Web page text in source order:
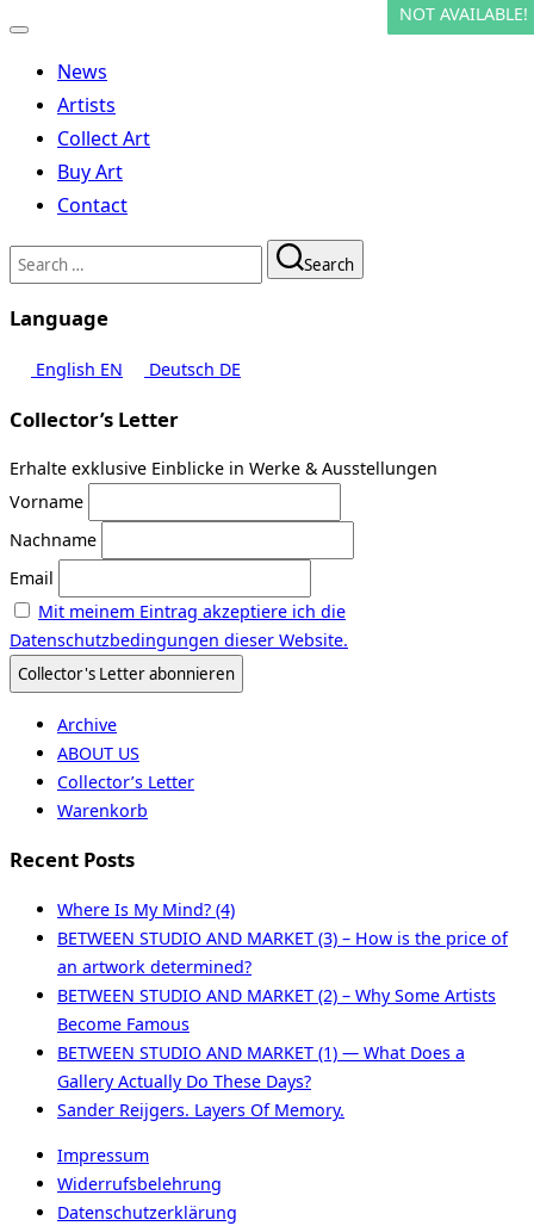
Toggle
navigationNews
Artists
Collect Art
Buy Art
Contact
Search
for:
Search
Language
English EN Deutsch DE
Collector’s Letter
Erhalte exklusive Einblicke in Werke & Ausstellungen
Vorname
Nachname
Email
Mit meinem Eintrag akzeptiere ich die
Datenschutzbedingungen dieser Website.
Archive
ABOUT US
Collector’s Letter
Warenkorb
Recent Posts
Where Is My Mind? (4)
BETWEEN STUDIO AND MARKET (3) – How is the price of
an artwork determined?
BETWEEN STUDIO AND MARKET (2) – Why Some Artists
Become Famous
BETWEEN STUDIO AND MARKET (1) — What Does a
Gallery Actually Do These Days?
Sander Reijgers. Layers Of Memory.
Impressum
Widerrufsbelehrung
Datenschutzerklärung
NOT AVAILABLE!
NOT AVAILABLE!